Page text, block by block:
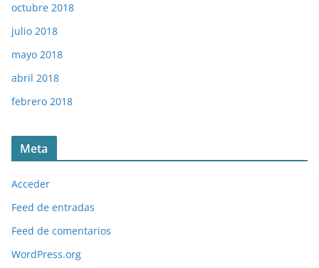
octubre 2018
julio 2018
mayo 2018
abril 2018
febrero 2018
Meta
Acceder
Feed de entradas
Feed de comentarios
WordPress.org